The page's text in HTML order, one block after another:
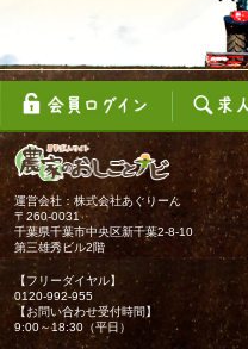
運営会社：株式会社あぐりーん
〒260-0031
千葉県千葉市中央区新千葉2-8-10
第三雄秀ビル2階
【フリーダイヤル】
0120-992-955
【お問い合わせ受付時間】
9:00～18:30（平日）